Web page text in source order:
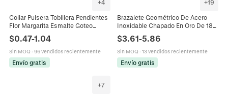
+4
Collar Pulsera Tobillera Pendientes
Flor Margarita Esmalte Goteo
Bohemio Dulce Para Mujer
$0.47-1.04
Sin MOQ · 96 vendidos recientemente
Envío gratis
+19
Brazalete Geométrico De Acero
Inoxidable Chapado En Oro De 18K
Con Circón Concha Margarita
$3.61-5.86
Sin MOQ · 13 vendidos recientemente
Envío gratis
+7